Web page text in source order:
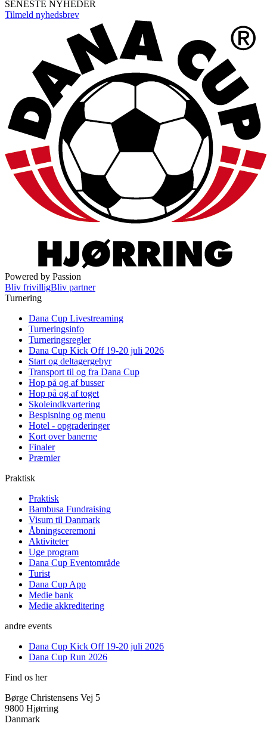
SENESTE NYHEDER
Tilmeld nyhedsbrev
Powered by Passion
Bliv frivilligBliv partner
Turnering
Dana Cup Livestreaming
Turneringsinfo
Turneringsregler
Dana Cup Kick Off 19-20 juli 2026
Start og deltagergebyr
Transport til og fra Dana Cup
Hop på og af busser
Hop på og af toget
Skoleindkvartering
Bespisning og menu
Hotel - opgraderinger
Kort over banerne
Finaler
Præmier
Praktisk
Praktisk
Bambusa Fundraising
Visum til Danmark
Åbningsceremoni
Aktiviteter
Uge program
Dana Cup Eventområde
Turist
Dana Cup App
Medie bank
Medie akkreditering
andre events
Dana Cup Kick Off 19-20 juli 2026
Dana Cup Run 2026
Find os her
Børge Christensens Vej 5
9800 Hjørring
Danmark